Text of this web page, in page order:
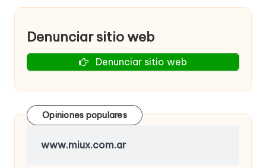
Denunciar sitio web
Denunciar sitio web
Opiniones populares
www.miux.com.ar